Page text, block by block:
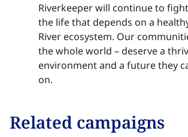
Riverkeeper will continue to
the life that depends on a
River ecosystem. Our
the whole world – deserve a
environment and a future they
on.​​​​‌ ‍ ​‍​‍‌‍ ‌ ​‍‌‍‍‌‌‍‌ ‌‍‍‌‌‍ ‍​‍​‍​ ‍‍​‍​‍‌ ​ ‌‍​‌‌‍ ‍‌‍‍‌‌ ‌​‌ ‍‌​‍ ‍‌‍‍‌‌‍ ​‍​‍​‍ ​​‍​‍‌‍‍​‌ ​‍‌‍‌‌‌‍‌‍​‍​‍​ ‍‍​‍​‍‌‍‍​‌ ‌​‌ ‌​‌ ​​‌ ​ ​ ‍‍​‍ ​‍ ‌‍​ ‌‍ ‌‌ ​ ​‍ ‍‌‍ ‌‌‍​‌‌‍‍‌‌‍ ‍​‍ ‍​ ​‍​ ​​​ ​‍​ ‌​‌ ​‍‌‍‌‌‌‍‌​‌‍‌‌‌ ​ ‌‍‍‌‌‍‌ ‌‍ ‍​‍ ‍‌ ​‍‌‍‍‌‌ ‌‍‌‍‌‌‌ ​‍‌‍‍ ‌‍‌‌‌‍‌‌‌ ​​‌‍‌‌‌ ​‍​‍ ‍‌‍ ‌ ​‍‌‍‌ ​‍ ‌‍‍‌‌‍ ‍‌ ‌​‌‍‌‌‌‍ ‍‌ ‌​​‍ ‌‍‌‌‌‍‌​‌‍‍‌‌ ‌​​‍ ‌‍ ‌‌‍ ‌‍‌​‌‍‌‌​ ‌‌ ​​‌ ​‍‌‍‌‌‌ ​ ‌‍‌‌‌‍ ‍‌ ‌​‌‍​‌‌ ‌​‌‍‍‌‌‍ ‌‍ ‍​ ‍ ‌‍‍‌‌‍‌​​ ‌​ ‍‌‌‍​‌‌‍‌‌​ ‌ ​ ​‌‌‍‌‍‌‍​‌​ ‌‍​‍ ‌​ ​‍​ ‌‌‌‍​‍​ ​ ​‍ ‌​ ‌​​ ​‍​ ‌​‌‍‌​​‍ ‌‌‍​‌​ ​ ​ ‍​‌‍‌‍​‍ ‌​ ‌‍​ ‌​‌‍‌​‌‍​‍‌‍‌​‌‍‌‌‌‍‌​​ ​ ‌‍​‍​ ‍‌‌‍‌‌‌‍‌‍​ ‍ ‌ ‌​‌ ‍‌‌ ​​‌‍‌‌​ ‌‌‍​‌‌ ​‍‌ ‌​‌‍‍‌‌‍​ ‌‍ ​‌‍‌‌​ ‍ ‌ ​​‌‍​‌‌ ‌​‌‍‍​​ ‌‌‍​ ‌‍ ‌‍ ‍‌ ‌​‌‍‌‌‌‍ ‍‌ ‌​​‍‌‌​ ‌‌‌​​‍‌‌ ‌‍‍ ‌‍‌‌‌ ‍‌​‍‌‌​ ​ ‌​‌​​‍‌‌​ ​ ‌​‌​​‍‌‌​ ​‍​ ​‍‌‍‌‌​ ​ ​ ‌‍​ ​‍‌‍‌‍‌‍‌‍‌‍​‍​ ‍‌‌‍‌​‌‍‌‌‌‍‌‍​ ​​​‍‌‌​ ​‍​ ​‍​‍‌‌​ ‌‌‌​‌​​‍ ‍‌‍​ ‌‍‍​‌‍‍‌‌‍ ​‌‍‌​‌ ​‍‌‍‌‌‌‍ ‍​‍‌‌​ ‌‌‌​​‍‌‌ ‌‍‍ ‌‍‌‌‌ ‍‌​‍‌‌​ ​ ‌​‌​​‍‌‌​ ​ ‌​‌​​‍‌‌​ ​‍​ ​‍‌‍​‌​ ​ ​ ​‌​ ‍​​ ​‌‌‍‌​​ ‌​‌‍‌‌​ ‌‍​ ‌‍​ ​ ‌‍‌‌​‍‌‌​ ​‍​ ​‍​‍‌‌​ ‌‌‌​‌​​‍ ‍‌ ‌​‌‍‌‌‌ ‍​‌ ‌​​ ‌‍​‍‌‍​‌‌ ​ ‌‍‌‌‌‌‌‌‌ ​‍‌‍ ​​ ‌‌‍‍​‌ ‌​‌ ‌​‌ ​​‌ ​ ​‍‌‌​ ​ ‌​​‌​‍‌‌​ ​‍‌​‌‍​‍‌‌​ ​‍‌​‌‍‌‍​ ‌‍ ‌‌ ​ ​‍ ‍‌‍ ‌‌‍​‌‌‍‍‌‌‍ ‍​‍ ‍​ ​‍​ ​​​ ​‍​ ‌​‌ ​‍‌‍‌‌‌‍‌​‌‍‌‌‌ ​ ‌‍‍‌‌‍‌ ‌‍ ‍​‍ ‍‌ ​‍‌‍‍‌‌ ‌‍‌‍‌‌‌ ​‍‌‍‍ ‌‍‌‌‌‍‌‌‌ ​​‌‍‌‌‌ ​‍​‍ ‍‌‍ ‌ ​‍‌‍‌ ​‍‌‍‌‍‍‌‌‍‌​​ ‌​ ‍‌‌‍​‌‌‍‌‌​ ‌ ​ ​‌‌‍‌‍‌‍​‌​ ‌‍​‍ ‌​ ​‍​ ‌‌‌‍​‍​ ​ ​‍ ‌​ ‌​​ ​‍​ ‌​‌‍‌​​‍ ‌‌‍​‌​ ​ ​ ‍​‌‍‌‍​‍ ‌​ ‌‍​ ‌​‌‍‌​‌‍​‍‌‍‌​‌‍‌‌‌‍‌​​ ​ ‌‍​‍​ ‍‌‌‍‌‌‌‍‌‍​‍‌‍‌ ‌​‌ ‍‌‌ ​​‌‍‌‌​ ‌‌‍​‌‌ ​‍‌ ‌​‌‍‍‌‌‍​ ‌‍ ​‌‍‌‌​‍‌‍‌ ​​‌‍​‌‌ ‌​‌‍‍​​ ‌‌‍​ ‌‍ ‌‍ ‍‌ ‌​‌‍‌‌‌‍ ‍‌ ‌​​‍‌‌​ ‌‌‌​​‍‌‌ ‌‍‍ ‌‍‌‌‌ ‍‌​‍‌‌​ ​ ‌​‌​​‍‌‌​ ​ ‌​‌​​‍‌‌​ ​‍​ ​‍‌‍‌‌​ ​ ​ ‌‍​ ​‍‌‍‌‍‌‍‌‍‌‍​‍​ ‍‌‌‍‌​‌‍‌‌‌‍‌‍​ ​​​‍‌‌​ ​‍​ ​‍​‍‌‌​ ‌‌‌​‌​​‍ ‍‌‍​ ‌‍‍​‌‍‍‌‌‍ ​‌‍‌​‌ ​‍‌‍‌‌‌‍ ‍​‍‌‌​ ‌‌‌​​‍‌‌ ‌‍‍ ‌‍‌‌‌ ‍‌​‍‌‌​ ​ ‌​‌​​‍‌‌​ ​ ‌​‌​​‍‌‌​ ​‍​ ​‍‌‍​‌​ ​ ​ ​‌​ ‍​​ ​‌‌‍‌​​ ‌​‌‍‌‌​ ‌‍​ ‌‍​ ​ ‌‍‌‌​‍‌‌​ ​‍​ ​‍​‍‌‌​ ‌‌‌​‌​​‍ ‍‌ ‌​‌‍‌‌‌ ‍​‌ ‌​​‍‌‍‌ ​​‌‍‌‌‌ ​‍‌ ​ ‌ ​​‌‍‌‌‌‍​ ‌ ‌​‌‍‍‌‌ ‌‍‌‍‌‌​ ‌‌ ​​‌ ‌‌‌‍​‍‌‍ ​‌‍‍‌‌ ​ ‌‍‍​‌‍‌‌‌‍‌​​‍​‍‌ ‌
Related campaigns